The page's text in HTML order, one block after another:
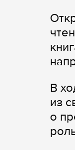
В
из
о